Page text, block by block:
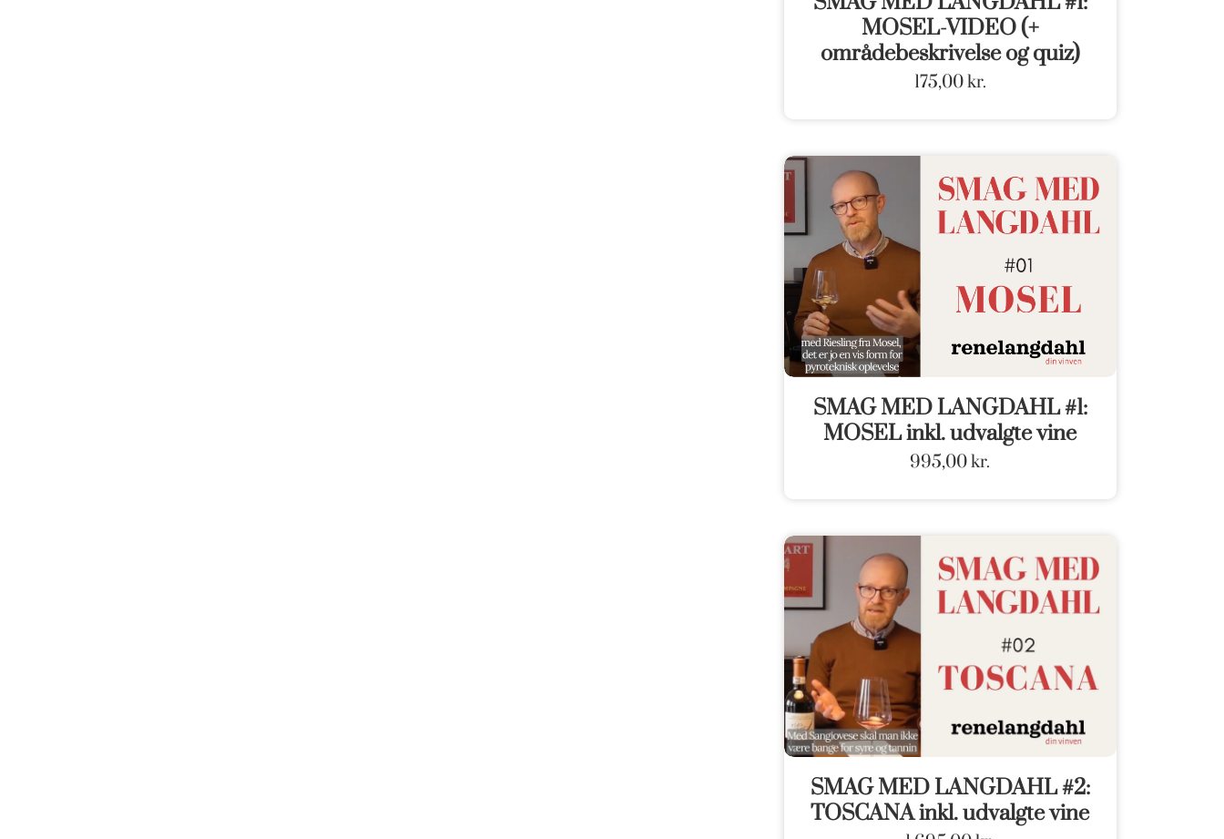
MOSEL-VIDEO (+
områdebeskrivelse og quiz)
175,00kr.
SMAG MED LANGDAHL #1:
MOSEL inkl. udvalgte vine
995,00kr.
SMAG MED LANGDAHL #2:
TOSCANA inkl. udvalgte vine